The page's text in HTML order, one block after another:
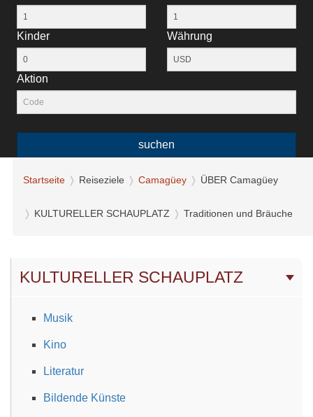
Kinder Währung
Aktion
suchen
Startseite Reiseziele Camagüey ÜBER Camagüey
KULTURELLER SCHAUPLATZ Traditionen und Bräuche
KULTURELLER SCHAUPLATZ
Musik
Kino
Literatur
Bildende Künste